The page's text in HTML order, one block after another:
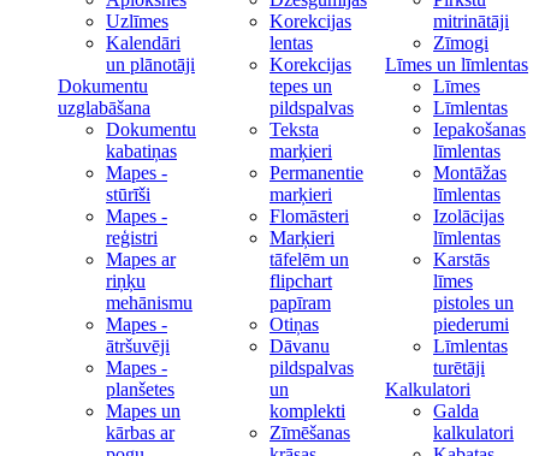
Uzlīmes
Kalendāri
un plānotāji
Dokumentu
uzglabāšana
Dokumentu
kabatiņas
Mapes -
stūrīši
Mapes -
reģistri
Mapes ar
riņķu
mehānismu
Mapes -
ātršuvēji
Mapes -
planšetes
Mapes un
kārbas ar
Korekcijas
lentas
Korekcijas
tepes un
pildspalvas
Teksta
marķieri
Permanentie
marķieri
Flomāsteri
Marķieri
tāfelēm un
flipchart
papīram
Otiņas
Dāvanu
pildspalvas
un
komplekti
Zīmēšanas
mitrinātāji
Zīmogi
Līmes un līmlentas
Līmes
Līmlentas
Iepakošanas
līmlentas
Montāžas
līmlentas
Izolācijas
līmlentas
Karstās
līmes
pistoles un
piederumi
Līmlentas
turētāji
Kalkulatori
Galda
kalkulatori